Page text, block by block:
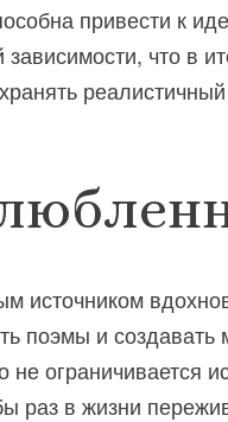
привести к
что в
источником
поэмы и
ограничивается
раз в жизни